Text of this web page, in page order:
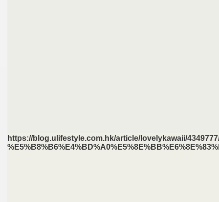
https://blog.ulifestyle.com.hk/article/lovelykawaii/